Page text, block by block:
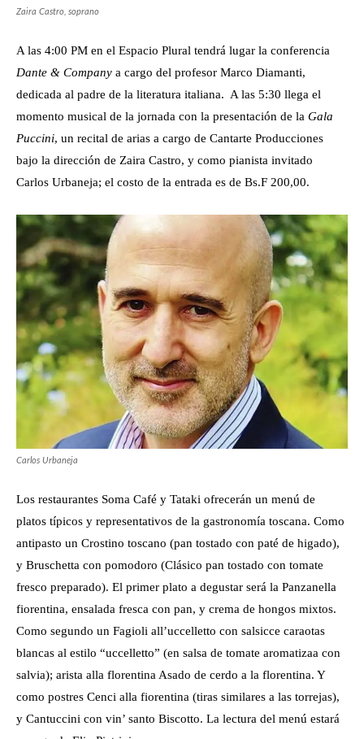
Zaira Castro, soprano
A las 4:00 PM en el Espacio Plural tendrá lugar la conferencia
Dante & Company a cargo del profesor Marco Diamanti,
dedicada al padre de la literatura italiana. A las 5:30 llega el
momento musical de la jornada con la presentación de la Gala
Puccini, un recital de arias a cargo de Cantarte Producciones
bajo la dirección de Zaira Castro, y como pianista invitado
Carlos Urbaneja; el costo de la entrada es de Bs.F 200,00.
Carlos Urbaneja
Los restaurantes Soma Café y Tataki ofrecerán un menú de
platos típicos y representativos de la gastronomía toscana. Como
antipasto un Crostino toscano (pan tostado con paté de higado),
y Bruschetta con pomodoro (Clásico pan tostado con tomate
fresco preparado). El primer plato a degustar será la Panzanella
fiorentina, ensalada fresca con pan, y crema de hongos mixtos.
Como segundo un Fagioli all’uccelletto con salsicce caraotas
blancas al estilo “uccelletto” (en salsa de tomate aromatizaa con
salvia); arista alla florentina Asado de cerdo a la florentina. Y
como postres Cenci alla fiorentina (tiras similares a las torrejas),
y Cantuccini con vin’ santo Biscotto. La lectura del menú estará